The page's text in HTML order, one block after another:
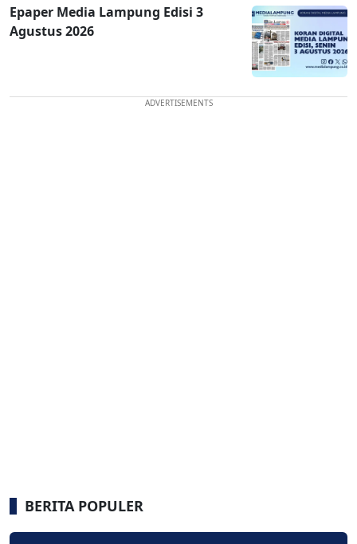
Epaper Media Lampung Edisi 3
Agustus 2026
ADVERTISEMENTS
BERITA POPULER